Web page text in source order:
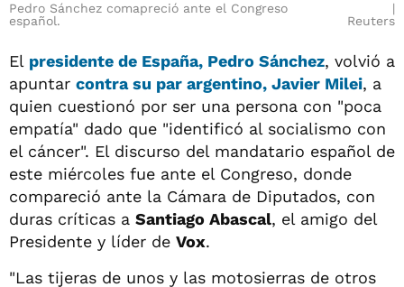
Pedro Sánchez comapreció ante el Congreso
español.
Reuters
El presidente de España, Pedro Sánchez, volvió a
apuntar contra su par argentino, Javier Milei, a
quien cuestionó por ser una persona con "poca
empatía" dado que "identificó al socialismo con
el cáncer". El discurso del mandatario español de
este miércoles fue ante el Congreso, donde
compareció ante la Cámara de Diputados, con
duras críticas a Santiago Abascal, el amigo del
Presidente y líder de Vox.
"Las tijeras de unos y las motosierras de otros